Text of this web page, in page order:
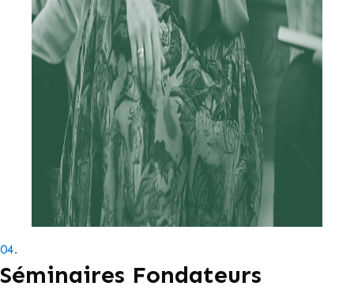
04.
Séminaires Fondateurs